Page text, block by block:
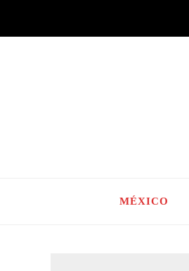
MÉXICO